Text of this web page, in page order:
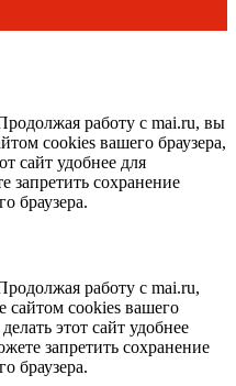
работу с mai.ru, вы
cookies вашего браузера,
сайт удобнее для
запретить сохранение
браузера.
работу с mai.ru,
сайтом cookies вашего
этот сайт удобнее
запретить сохранение
браузера.